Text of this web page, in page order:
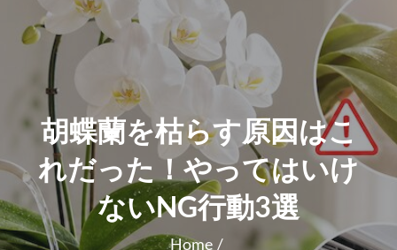
胡蝶蘭を枯らす原因はこ
れだった！やってはいけ
ないNG行動3選
Home